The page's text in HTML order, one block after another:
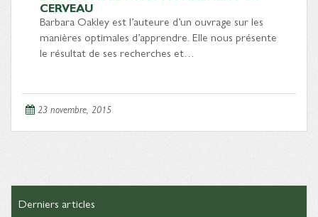
CERVEAU
Barbara Oakley est l’auteure d’un ouvrage sur les
manières optimales d’apprendre. Elle nous présente
le résultat de ses recherches et…
23 novembre, 2015
Derniers articles